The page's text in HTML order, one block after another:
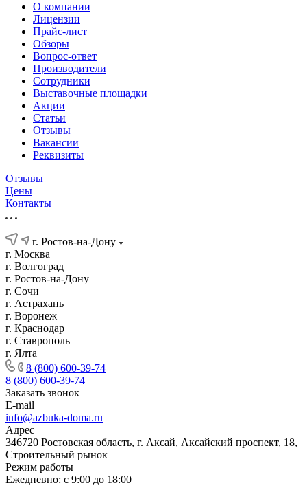
О компании
Лицензии
Прайс-лист
Обзоры
Вопрос-ответ
Производители
Сотрудники
Выставочные площадки
Акции
Статьи
Отзывы
Вакансии
Реквизиты
Отзывы
Цены
Контакты
г. Ростов-на-Дону
г. Москва
г. Волгоград
г. Ростов-на-Дону
г. Сочи
г. Астрахань
г. Воронеж
г. Краснодар
г. Ставрополь
г. Ялта
8 (800) 600-39-74
8 (800) 600-39-74
Заказать звонок
E-mail
info@azbuka-doma.ru
Адрес
346720 Ростовская область, г. Аксай, Аксайский проспект, 18,
Строительный рынок
Режим работы
Ежедневно: с 9:00 до 18:00